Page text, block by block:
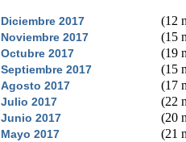
Diciembre 2017 (12
Noviembre 2017 (15
Octubre 2017 (19
Septiembre 2017 (15
Agosto 2017 (17
Julio 2017 (22
Junio 2017 (20
Mayo 2017 (21